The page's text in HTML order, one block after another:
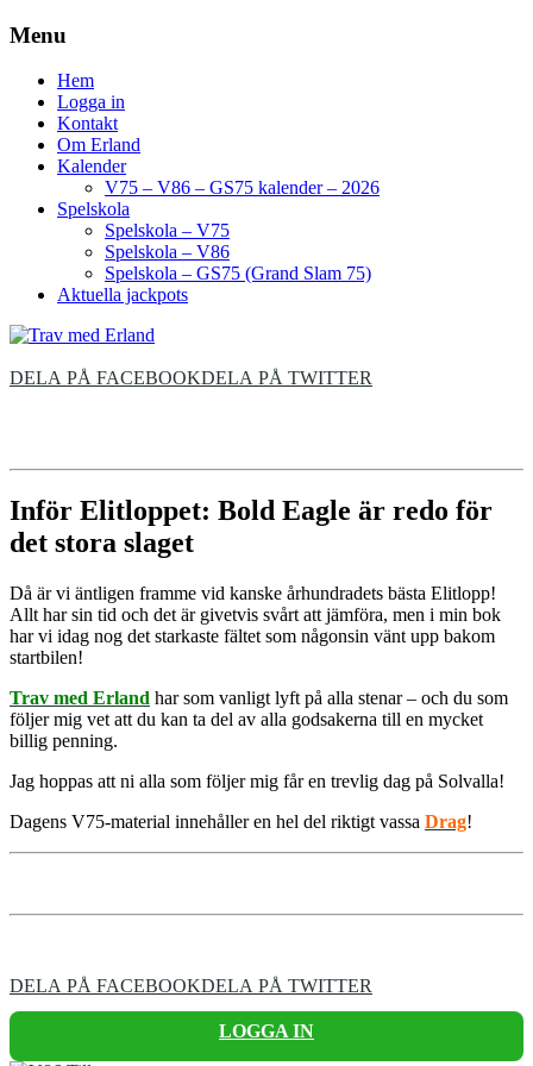
Menu
Hem
Logga in
Kontakt
Om Erland
Kalender
V75 – V86 – GS75 kalender – 2026
Spelskola
Spelskola – V75
Spelskola – V86
Spelskola – GS75 (Grand Slam 75)
Aktuella jackpots
DELA PÅ FACEBOOKDELA PÅ TWITTER
Inför Elitloppet: Bold Eagle är redo för
det stora slaget
Då är vi äntligen framme vid kanske århundradets bästa Elitlopp!
Allt har sin tid och det är givetvis svårt att jämföra, men i min bok
har vi idag nog det starkaste fältet som någonsin vänt upp bakom
startbilen!
Trav med Erland har som vanligt lyft på alla stenar – och du som
följer mig vet att du kan ta del av alla godsakerna till en mycket
billig penning.
Jag hoppas att ni alla som följer mig får en trevlig dag på Solvalla!
Dagens V75-material innehåller en hel del riktigt vassa Drag!
DELA PÅ FACEBOOKDELA PÅ TWITTER
LOGGA IN